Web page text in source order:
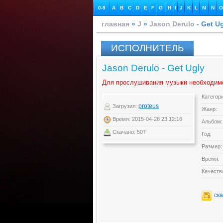
0-9 A B C D E F G H I J K L M N O
главная » J » Jason Derulo - Get
ИСПОЛНИТЕЛЬ
Jason Derulo - Get Ugly
Для прослушивания музыки
Загрузил: proteus
Время: 2015-04-28 23:12:16
Скачано: 507
Жанр:
Альбом:
Год:
Размер:
Время: